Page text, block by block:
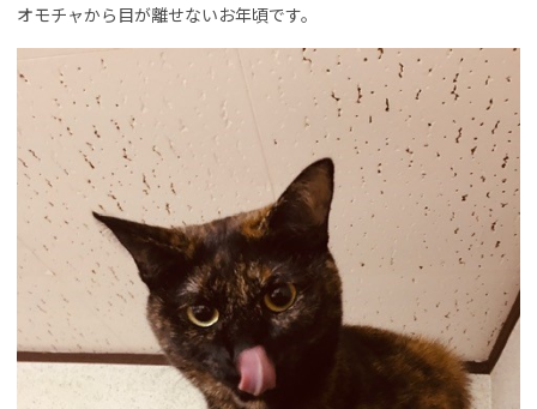
オモチャから目が離せないお年頃です。